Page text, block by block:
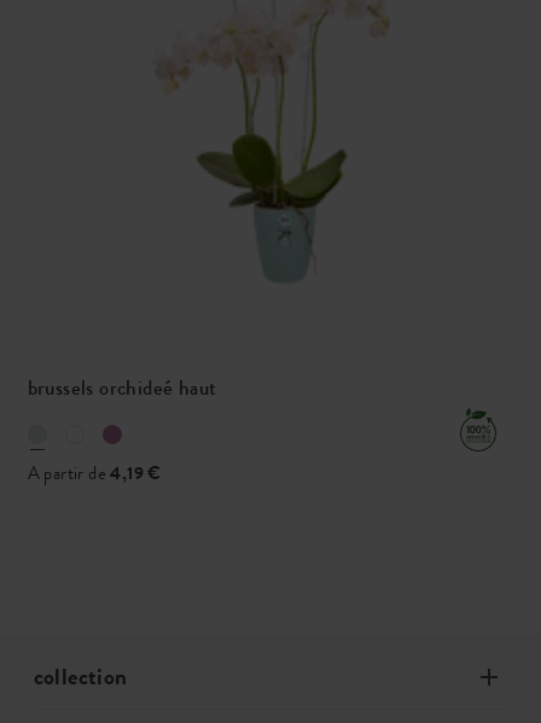
brussels orchideé haut
A partir de4,19 €
collection